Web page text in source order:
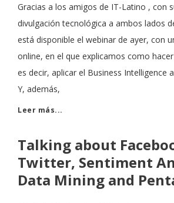
Gracias a los amigos de IT-Latino , con
divulgación tecnológica a ambos lados
está disponible el webinar de ayer, con
online, en el que explicamos como
es decir, aplicar el Business Intelligence
Y, además,
Leer más...
Talking about
Twitter, Sentiment
Data Mining and